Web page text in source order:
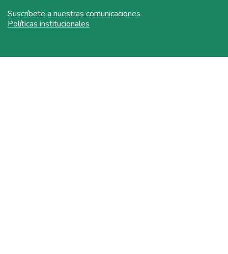
Suscríbete a nuestras comunicaciones
Políticas institucionales